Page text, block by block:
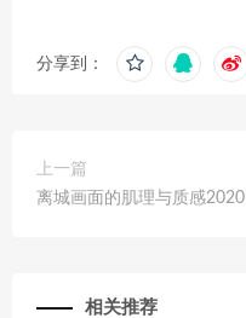
分享到：
上一篇
离城画面的肌理与质感2020
相关推荐